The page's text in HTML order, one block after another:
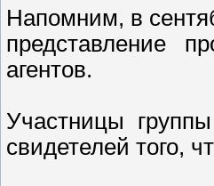
Напомним, в
представление
агентов.
Участницы
свидетелей того,